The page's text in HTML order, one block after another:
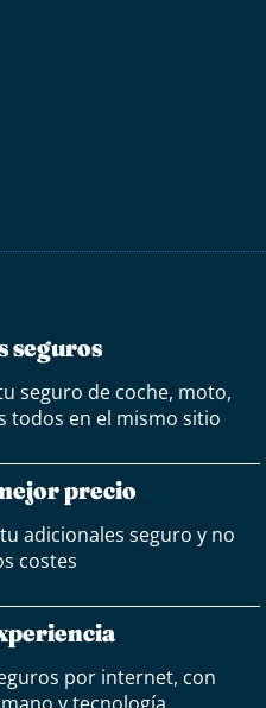
seguros
seguro de coche, moto,
todos en el mismo sitio
precio
adicionales seguro y no
costes
por internet, con